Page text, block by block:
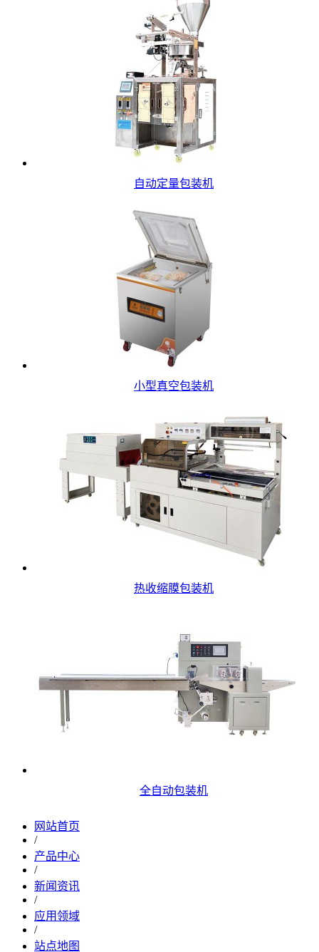
自动定量包装机
小型真空包装机
热收缩膜包装机
全自动包装机
网站首页
/
产品中心
/
新闻资讯
/
应用领域
/
站点地图